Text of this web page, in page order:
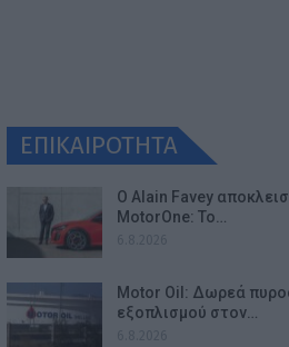
ΕΠΙΚΑΙΡΟΤΗΤΑ
Ο Alain Favey
MotorOne: Το…
Motor Oil: Δωρεά
εξοπλισμού στον…